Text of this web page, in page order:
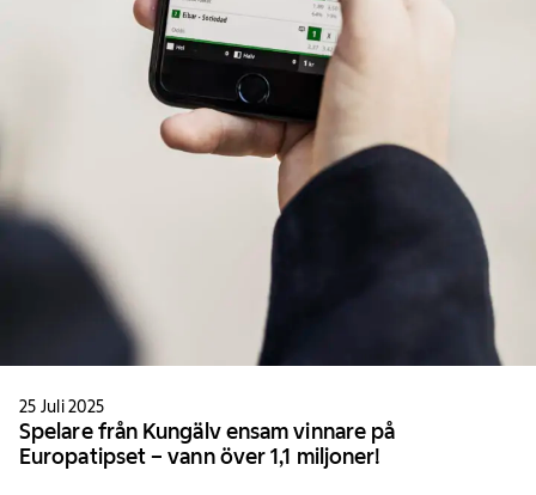
25 Juli 2025
Spelare från Kungälv ensam vinnare på
Europatipset – vann över 1,1 miljoner!